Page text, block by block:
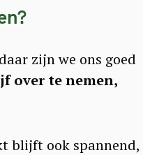
zijn we ons goed
over te nemen,
blijft ook spannend,